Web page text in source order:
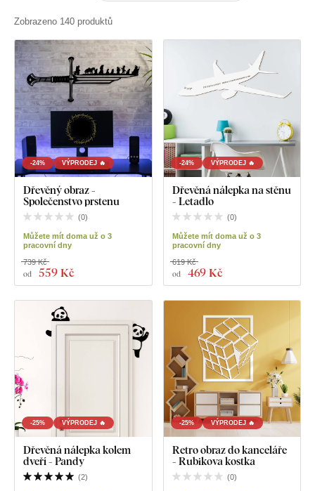
Zobrazeno 140 produktů
-24% VÝPRODEJ 🔥
Dřevěný obraz -
Společenstvo prstenu
(0)
Můžete mít doma už o 3
pracovní dny
od 559 Kč
739 Kč
-24% VÝPRODEJ 🔥
Dřevěná nálepka na stěnu
- Letadlo
(0)
Můžete mít doma už o 3
pracovní dny
od 469 Kč
619 Kč
-25% VÝPRODEJ 🔥
Dřevěná nálepka kolem
dveří - Pandy
(2)
-25% VÝPRODEJ 🔥
Retro obraz do kanceláře
- Rubikova kostka
(0)